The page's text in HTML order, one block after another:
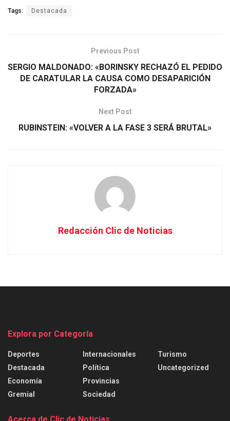
Tags: Destacada
Previous Post
SERGIO MALDONADO: «BORINSKY RECHAZÓ EL PEDIDO
DE CARATULAR LA CAUSA COMO DESAPARICIÓN
FORZADA»
Next Post
RUBINSTEIN: «VOLVER A LA FASE 3 SERÁ BRUTAL»
Redacción Clic de Noticias
Explora por Categoría
Deportes
Destacada
Economía
Gremial
Internacionales
Política
Provincias
Sociedad
Turismo
Uncategorized